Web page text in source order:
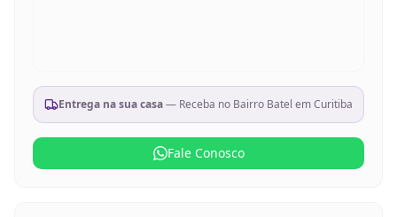
Entrega na sua casa— Receba no Bairro Batel em Curitiba
Fale Conosco